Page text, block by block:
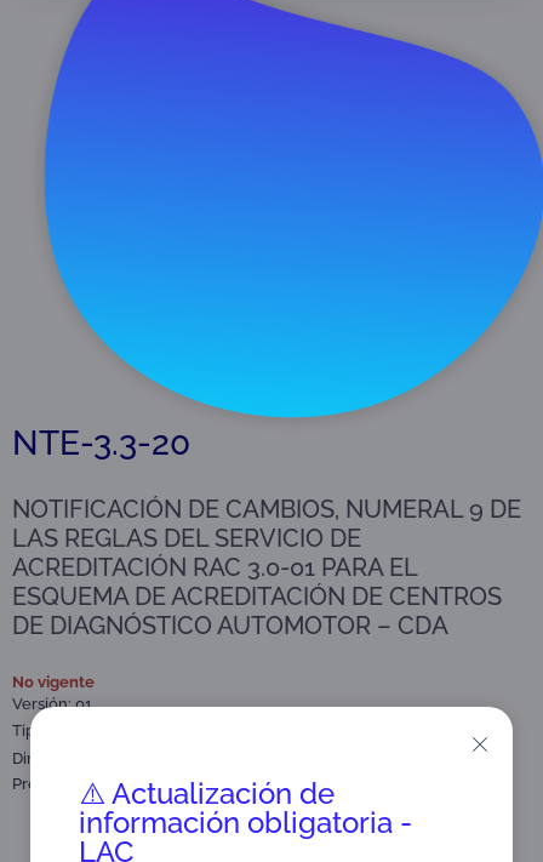
NTE-3.3-20
NOTIFICACIÓN DE CAMBIOS, NUMERAL 9 DE
LAS REGLAS DEL SERVICIO DE
ACREDITACIÓN RAC 3.0-01 PARA EL
ESQUEMA DE ACREDITACIÓN DE CENTROS
DE DIAGNÓSTICO AUTOMOTOR – CDA
No vigente
Versión: 01
Tipo:
Dirigido a:
Profesionales Técnicos
⚠️ Actualización de
información obligatoria -
LAC